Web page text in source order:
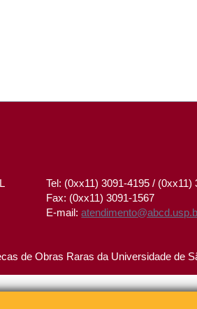
Tel: (0xx11) 3091-4195 / (0xx11)
Fax: (0xx11) 3091-1567
E-mail:
de Obras Raras da Universidade de